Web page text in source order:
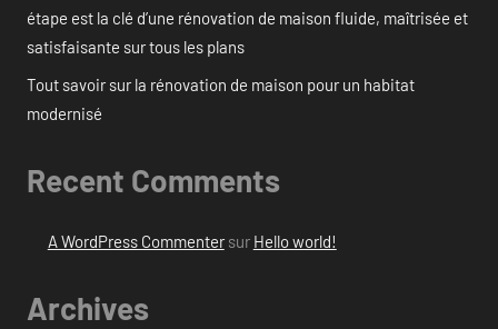
étape est la clé d’une rénovation de maison fluide, maîtrisée et
satisfaisante sur tous les plans
Tout savoir sur la rénovation de maison pour un habitat
modernisé
Recent Comments
A WordPress Commentersur Hello world!
Archives